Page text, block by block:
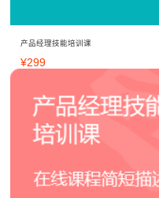
产品经理技能培训课
¥299